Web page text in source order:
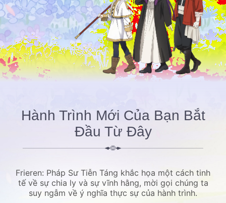
Hành Trình Mới Của Bạn Bắt
Đầu Từ Đây
Frieren: Pháp Sư Tiễn Táng khắc họa một cách tinh
tế về sự chia ly và sự vĩnh hằng, mời gọi chúng ta
suy ngẫm về ý nghĩa thực sự của hành trình.